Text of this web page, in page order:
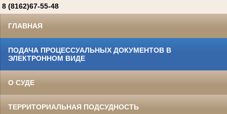
8 (8162)67-55-48
ГЛАВНАЯ
ПОДАЧА ПРОЦЕССУАЛЬНЫХ ДОКУМЕНТОВ В
ЭЛЕКТРОННОМ ВИДЕ
О СУДЕ
ТЕРРИТОРИАЛЬНАЯ ПОДСУДНОСТЬ